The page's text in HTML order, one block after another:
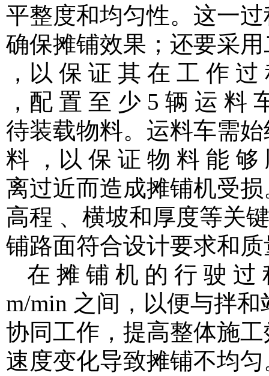
平整度和均匀性。这一
确保摊铺效果；还要采
，以 保 证 其 在 工 作
，配 置 至 少 5 辆 运 料
待装载物料。运料车需
料 ，以 保 证 物 料 能
离过近而造成摊铺机受
高程 、横坡和厚度等关
铺路面符合设计要求和
在 摊 铺 机 的 行 驶 过
m/min 之间，以便与拌
协同工作，提高整体施
速度变化导致摊铺不均